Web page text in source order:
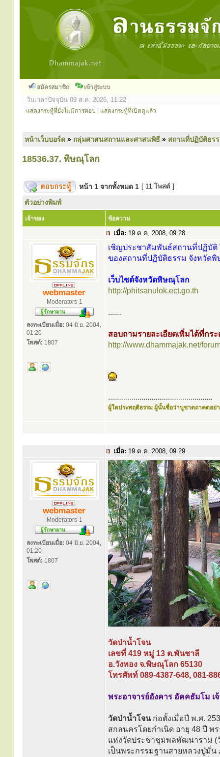
สมัครสมาชิก เข้าสู่ระบบ
วันเวลาปัจจุบัน 09 ส.ค. 2026, 11:22
แสดงกระทู้ที่ยังไม่มีการตอบ แสดงกระทู้ที่เปิดดูแล้ว
หน้าเว็บบอร์ด » กลุ่มศาสนสถานและศาสนพิธี » สถานที่ปฏิบัติธร
18536.37. พิษณุโลก
หน้า 1 จากทั้งหมด 1 [ 11 โพสต์ ]
ตัวอย่างพิมพ์
เจ้าของ ข้อความ
เมื่อ: 19 ต.ค. 2008, 09:28
webmaster
Moderators-1
ลงทะเบียนเมื่อ: 04 มิ.ย. 2004,
01:20
โพสต์: 1807
เชิญประชาสัมพันธ์สถานที่ปฏิบัติ
ของสถานที่ปฏิบัติธรรม จังหวัดพิ
เว็บไซต์จังหวัดพิษณุโลก
http://phitsanulok.ect.go.th
.......
สอบถามรายละเอียดเพิ่มได้ที่กร
http://www.dhammajak.net/
.....................................................
ผู้ใดประพฤติธรรม ผู้นั้นชื่อว่าบูชาตถาคตอย่า
เมื่อ: 19 ต.ค. 2008, 09:29
webmaster
Moderators-1
ลงทะเบียนเมื่อ: 04 มิ.ย. 2004,
01:20
โพสต์: 1807
วัดป่าน้ำโจน
เลขที่ 419 หมู่ 13 ต.พันชาลี
อ.วังทอง จ.พิษณุโลก 65130
โทรศัพท์ 089-4387-648, 081-
พระอาจารย์อังคาร อัคคธัมโม เ
วัดป่าน้ำโจนก่อตั้งเมื่อปี พ.ศ.
สกลนครโดยกำเนิด อายุ 48 ปี พ
แห่งวัดประชาชุมพลพัฒนาราม (
เป็นพระกรรมฐานสายหลวงปู่มั่